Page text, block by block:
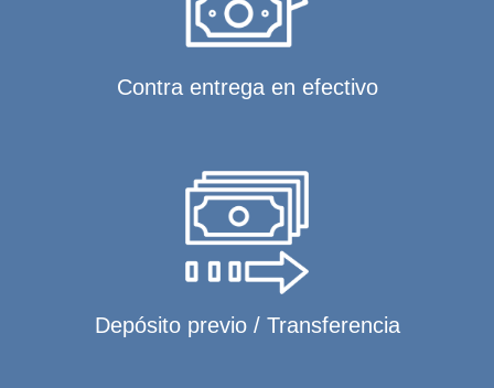
Contra entrega en efectivo
Depósito previo / Transferencia